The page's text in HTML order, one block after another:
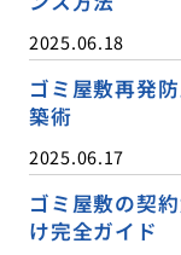
2025.06.18
ゴミ屋敷再発
築術
2025.06.17
ゴミ屋敷の契
け完全ガイド